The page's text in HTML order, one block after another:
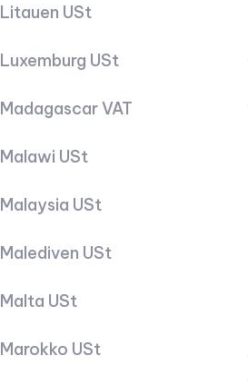
Litauen USt
Luxemburg USt
Madagascar VAT
Malawi USt
Malaysia USt
Malediven USt
Malta USt
Marokko USt